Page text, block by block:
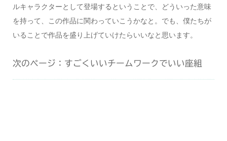
ルキャラクターとして登場するということで、どういった意味
を持って、この作品に関わっていこうかなと。でも、僕たちが
いることで作品を盛り上げていけたらいいなと思います。
次のページ：すごくいいチームワークでいい座組